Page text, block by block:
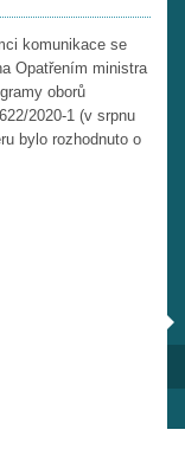
komunikace se
Opatřením ministra
oborů
2020-1 (v srpnu
bylo rozhodnuto o